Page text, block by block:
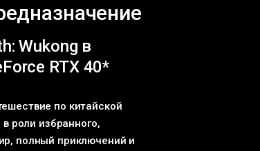
Wukong в
RTX 40*
по китайской
роли избранного,
полный приключений и